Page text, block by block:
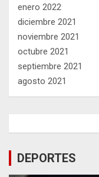
enero 2022
diciembre 2021
noviembre 2021
octubre 2021
septiembre 2021
agosto 2021
DEPORTES